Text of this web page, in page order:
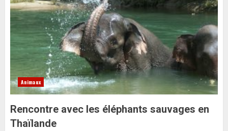
Animaux
Rencontre avec les éléphants sauvages en
Thaïlande